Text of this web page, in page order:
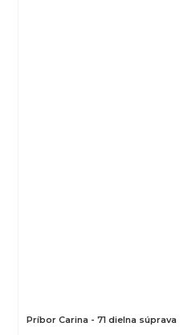
Príbor Carina - 71 dielna súprava